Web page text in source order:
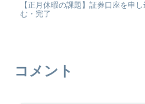
【正月休暇の課題】証券口座を申し
む・完了
コメント